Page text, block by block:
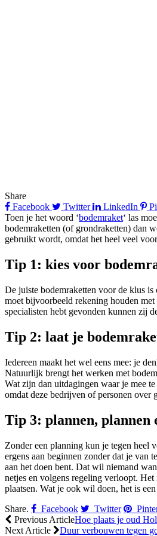
Share
Facebook
Twitter LinkedIn
Toen je het woord ‘bodemraket‘ las
bodemraketten (of grondraketten) dan
gebruikt wordt, omdat het heel veel
Tip 1: kies voor
De juiste bodemraketten voor de klus
moet bijvoorbeeld rekening houden
specialisten hebt gevonden kunnen zij
Tip 2: laat je
Iedereen maakt het wel eens mee: je
Natuurlijk brengt het werken met
Wat zijn dan uitdagingen waar je mee
omdat deze bedrijven of personen over
Tip 3: plannen, plannen
Zonder een planning kun je tegen heel
ergens aan beginnen zonder dat je van
aan het doen bent. Dat wil niemand
netjes en volgens regeling verloopt.
plaatsen. Wat je ook wil doen, het is
Share.
Facebook Twitter
Previous ArticleHoe plaats je oud
Next Article
Duur verbouwen tegen